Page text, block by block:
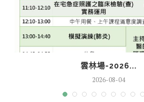
雲林場-2026...
2026-08-04